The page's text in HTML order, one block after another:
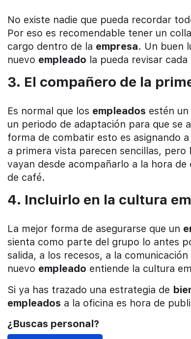
No existe nadie que pueda recordar
Por eso es recomendable tener un
cargo dentro de la empresa. Un buen
nuevo empleado la pueda revisar
3. El compañero de la
Es normal que los empleados estén
un periodo de adaptación para que se
forma de combatir esto es asignando
a primera vista parecen sencillas,
vayan desde acompañarlo a la hora
de café.
4. Incluirlo en la cultura
La mejor forma de asegurarse que un
sienta como parte del grupo lo antes
salida, a los recesos, a la
nuevo empleado entiende la cultura
Si ya has trazado una estrategia de
empleados a la oficina es hora de
¿Buscas personal?